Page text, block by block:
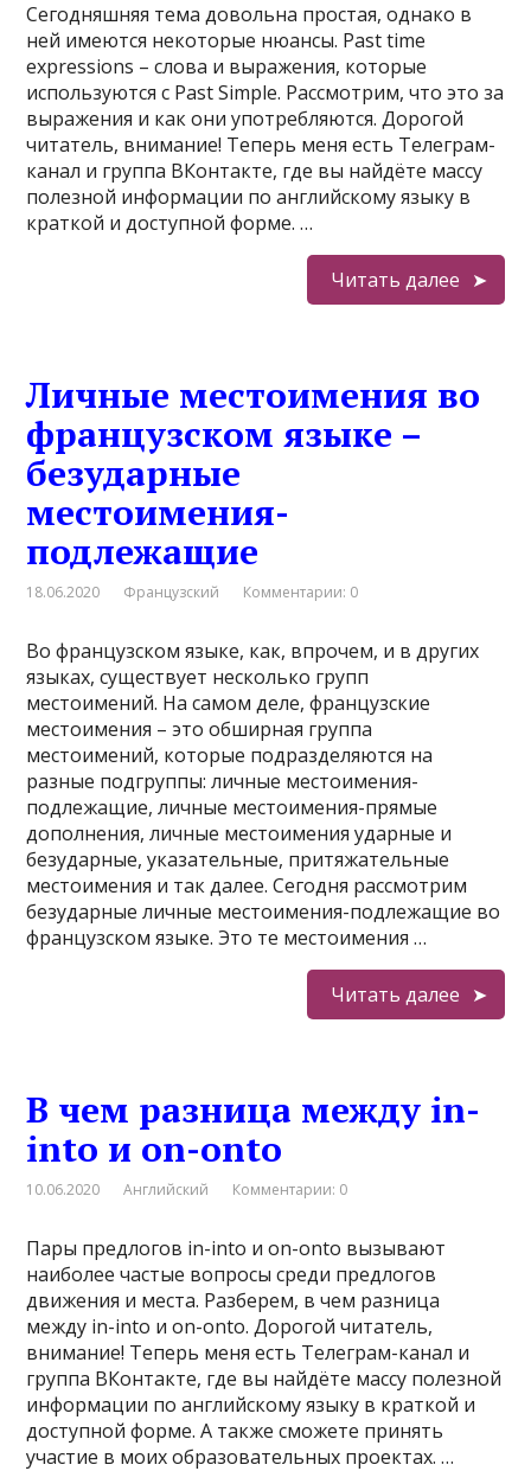
Сегодняшняя тема довольна простая, однако в
ней имеются некоторые нюансы. Past time
expressions – слова и выражения, которые
используются с Past Simple. Рассмотрим, что это за
выражения и как они употребляются. Дорогой
читатель, внимание! Теперь меня есть Телеграм-
канал и группа ВКонтакте, где вы найдёте массу
полезной информации по английскому языку в
краткой и доступной форме. …
Читать далее
Личные местоимения во
французском языке –
безударные
местоимения-
подлежащие
18.06.2020 Французский Комментарии: 0
Во французском языке, как, впрочем, и в других
языках, существует несколько групп
местоимений. На самом деле, французские
местоимения – это обширная группа
местоимений, которые подразделяются на
разные подгруппы: личные местоимения-
подлежащие, личные местоимения-прямые
дополнения, личные местоимения ударные и
безударные, указательные, притяжательные
местоимения и так далее. Сегодня рассмотрим
безударные личные местоимения-подлежащие во
французском языке. Это те местоимения …
Читать далее
В чем разница между in-
into и on-onto
10.06.2020 Английский Комментарии: 0
Пары предлогов in-into и on-onto вызывают
наиболее частые вопросы среди предлогов
движения и места. Разберем, в чем разница
между in-into и on-onto. Дорогой читатель,
внимание! Теперь меня есть Телеграм-канал и
группа ВКонтакте, где вы найдёте массу полезной
информации по английскому языку в краткой и
доступной форме. А также сможете принять
участие в моих образовательных проектах. …